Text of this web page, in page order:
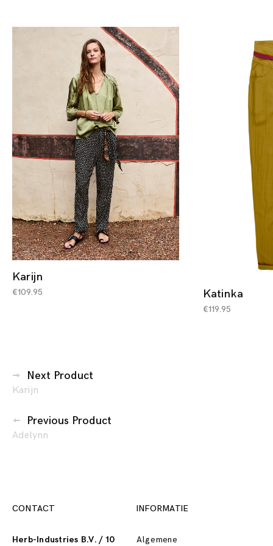
Karijn
€109.95 Katinka
€119.95
Berichtennavigatie
Next Product
Karijn
Previous Product
Adelynn
CONTACT
Herb-Industries B.V. / 10
INFORMATIE
Algemene